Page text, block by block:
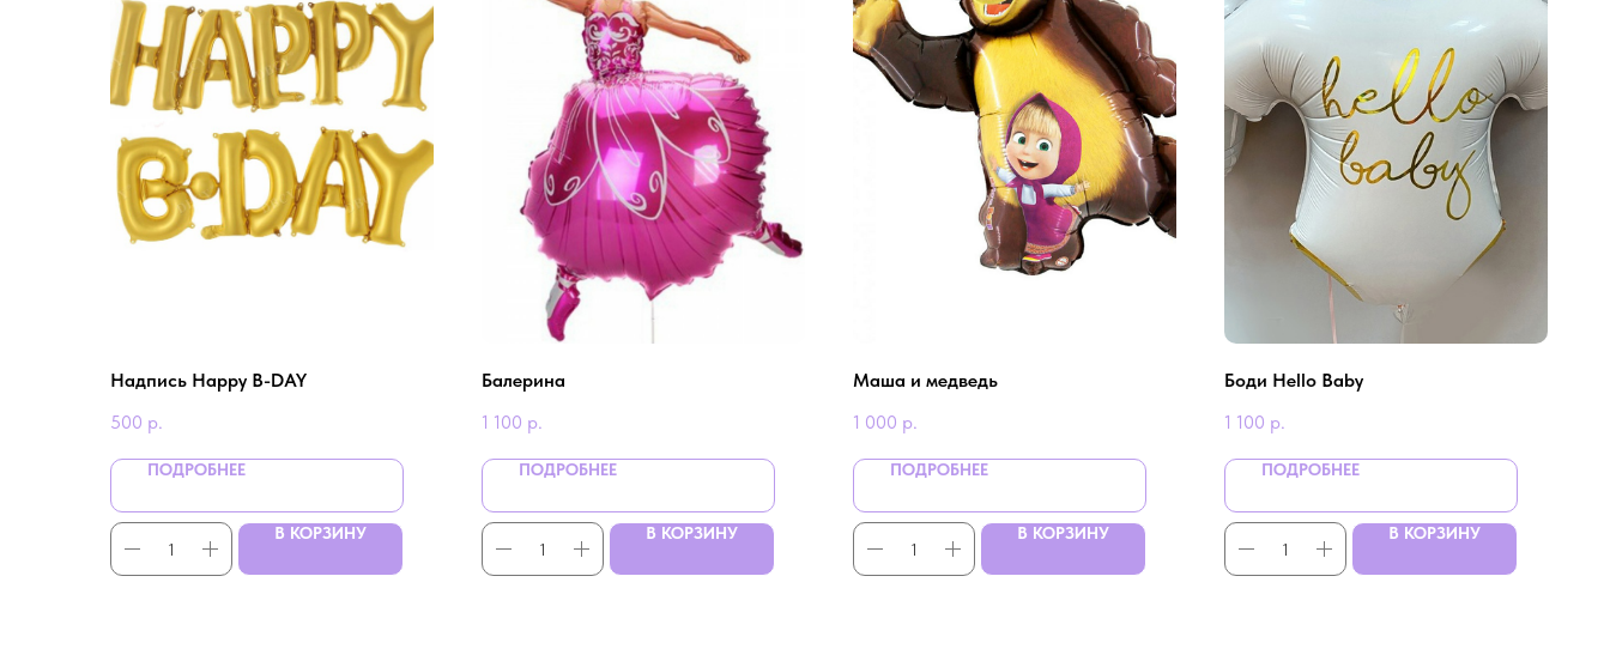
Надпись Happy B-DAY
500 р.
ПОДРОБНЕЕ
В КОРЗИНУ
Балерина
1 100 р.
ПОДРОБНЕЕ
В КОРЗИНУ
Маша и медведь
1 000 р.
ПОДРОБНЕЕ
В КОРЗИНУ
Боди Hello Baby
1 100 р.
ПОДРОБНЕЕ
В КОРЗИНУ